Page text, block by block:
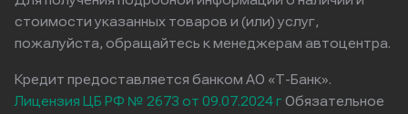
стоимости указанных товаров и (или) услуг,
пожалуйста, обращайтесь к менеджерам автоцентра.
Кредит предоставляется банком АО «Т-Банк».
Лицензия ЦБ РФ № 2673 от 09.07.2024 гОбязательное